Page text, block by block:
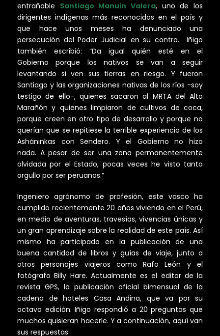
entrañable Santiago Manuin Valera, uno de los
dirigentes indígenas más reconocidos en el país y
que hace unos meses ha denunciado una
persecución del Poder Judicial en su contra. Iñigo
también escribió: “Da igual quién esté en el
Gobierno porque los nativos se van a seguir
levantando si ven sus tierras en riesgo. Y fueron
Santiago y las organizaciones nativas de los ríos -soy
testigo de ello-, quienes sacaron al MRTA del Alto
Marañón y quienes limpiaron de cultivos de coca,
porque creen en otro tipo de desarrollo y porque no
querían que se repitiese la terrible experiencia de los
Asháninkas con Sendero. Y el Gobierno no hizo
nada. A pesar de ser una zona permanentemente
olvidada por el Estado, pocas veces he visto tanto
orgullo por ser peruanos.”
Ingeniero agrónomo de profesión, este vasco ha
cumplido recientemente 20 años viviendo en el Perú,
en medio de aventuras, travesías, vivencias únicas y
un gran aprendizaje sobre la realidad de este país. Así
mismo ha participado en la publicación de una
buena cantidad de libros y guías de viaje, junto a
otros personajes viajeros como Rafo León y el
fotógrafo Billy Hare. Actualmente es el editor de la
revista GPS, la publicación oficial bimensual de la
cadena de hoteles Casa Andina, que va por su
octava edición. Iñigo respondió a 20 preguntas que
muchos quisieran hacerle. Y a continuación, aquí van
sus respuestas.